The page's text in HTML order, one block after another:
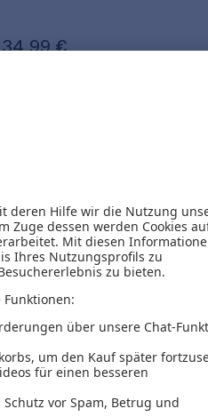
34,99 €
Mathias Erlei
Martin Leschke